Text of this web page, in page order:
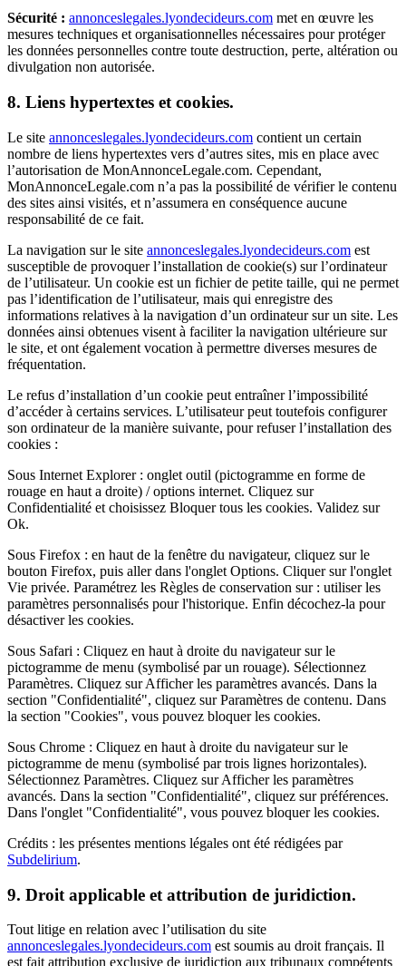
Sécurité : annonceslegales.lyondecideurs.com met en œuvre les
mesures techniques et organisationnelles nécessaires pour protéger
les données personnelles contre toute destruction, perte, altération ou
divulgation non autorisée.
8. Liens hypertextes et cookies.
Le site annonceslegales.lyondecideurs.com contient un certain
nombre de liens hypertextes vers d’autres sites, mis en place avec
l’autorisation de MonAnnonceLegale.com. Cependant,
MonAnnonceLegale.com n’a pas la possibilité de vérifier le contenu
des sites ainsi visités, et n’assumera en conséquence aucune
responsabilité de ce fait.
La navigation sur le site annonceslegales.lyondecideurs.com est
susceptible de provoquer l’installation de cookie(s) sur l’ordinateur
de l’utilisateur. Un cookie est un fichier de petite taille, qui ne permet
pas l’identification de l’utilisateur, mais qui enregistre des
informations relatives à la navigation d’un ordinateur sur un site. Les
données ainsi obtenues visent à faciliter la navigation ultérieure sur
le site, et ont également vocation à permettre diverses mesures de
fréquentation.
Le refus d’installation d’un cookie peut entraîner l’impossibilité
d’accéder à certains services. L’utilisateur peut toutefois configurer
son ordinateur de la manière suivante, pour refuser l’installation des
cookies :
Sous Internet Explorer : onglet outil (pictogramme en forme de
rouage en haut a droite) / options internet. Cliquez sur
Confidentialité et choisissez Bloquer tous les cookies. Validez sur
Ok.
Sous Firefox : en haut de la fenêtre du navigateur, cliquez sur le
bouton Firefox, puis aller dans l'onglet Options. Cliquer sur l'onglet
Vie privée. Paramétrez les Règles de conservation sur : utiliser les
paramètres personnalisés pour l'historique. Enfin décochez-la pour
désactiver les cookies.
Sous Safari : Cliquez en haut à droite du navigateur sur le
pictogramme de menu (symbolisé par un rouage). Sélectionnez
Paramètres. Cliquez sur Afficher les paramètres avancés. Dans la
section "Confidentialité", cliquez sur Paramètres de contenu. Dans
la section "Cookies", vous pouvez bloquer les cookies.
Sous Chrome : Cliquez en haut à droite du navigateur sur le
pictogramme de menu (symbolisé par trois lignes horizontales).
Sélectionnez Paramètres. Cliquez sur Afficher les paramètres
avancés. Dans la section "Confidentialité", cliquez sur préférences.
Dans l'onglet "Confidentialité", vous pouvez bloquer les cookies.
Crédits : les présentes mentions légales ont été rédigées par
Subdelirium.
9. Droit applicable et attribution de juridiction.
Tout litige en relation avec l’utilisation du site
annonceslegales.lyondecideurs.com est soumis au droit français. Il
est fait attribution exclusive de juridiction aux tribunaux compétents